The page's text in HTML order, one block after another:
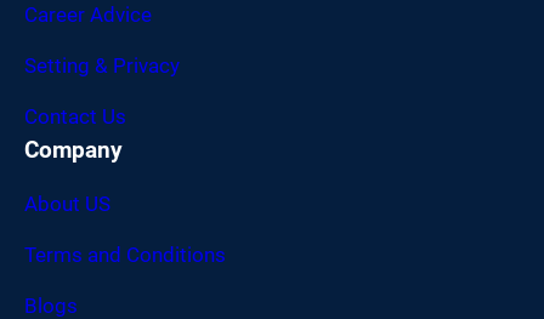
Career Advice
Setting & Privacy
Contact Us
Company
About US
Terms and Conditions
Blogs